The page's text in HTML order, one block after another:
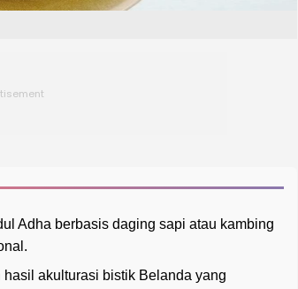
Adha berbasis daging sapi atau kambing
akulturasi bistik Belanda yang